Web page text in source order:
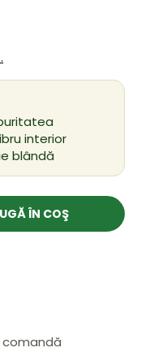
interior
blândă
ÎN COŞ